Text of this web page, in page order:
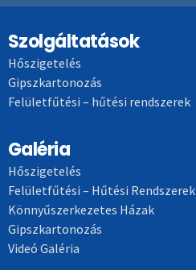
Szolgáltatások
Hőszigetelés
Gipszkartonozás
Felületfűtési – hűtési rendszerek
Galéria
Hőszigetelés
Felületfűtési – Hűtési Rendszerek
Könnyűszerkezetes Házak
Gipszkartonozás
Videó Galéria